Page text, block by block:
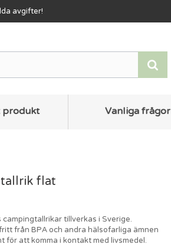
avgifter!
produkt Vanliga frågor
flat
campingtallrikar tillverkas i Sverige.
från BPA och andra hälsofarliga ämnen
för att komma i kontakt med livsmedel.